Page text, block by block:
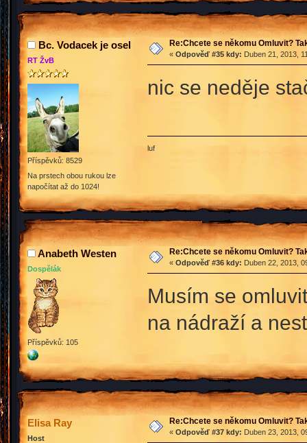
Bc. Vodacek je osel
RT ŽvB
Příspěvků: 8529
Na prstech obou rukou lze
napočítat až do 1024!
Re:Chcete se někomu Omluvit?
« Odpověď #35 kdy: Duben 21, 2013,
nic se neděje
luf
Anabeth Westen
Dospělák
Příspěvků: 105
Re:Chcete se někomu Omluvit?
« Odpověď #36 kdy: Duben 22, 2013,
Musím se
na nádraží a
Elisa Ray
Host
Re:Chcete se někomu Omluvit?
« Odpověď #37 kdy: Duben 23, 2013,